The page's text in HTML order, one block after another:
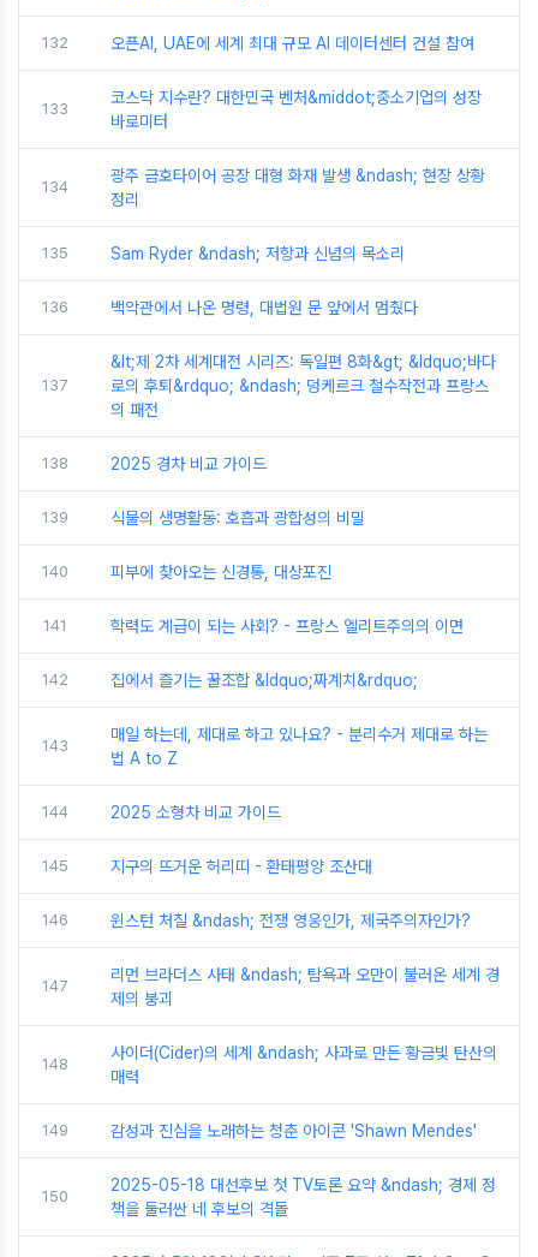
132 오픈AI, UAE에 세계 최대 규모 AI 데이터센터 건설 참여
133
코스닥 지수란? 대한민국 벤처&middot;중소기업의 성장
바로미터
134
광주 금호타이어 공장 대형 화재 발생 &ndash; 현장 상황
정리
135 Sam Ryder &ndash; 저항과 신념의 목소리
136 백악관에서 나온 명령, 대법원 문 앞에서 멈췄다
137
&lt;제 2차 세계대전 시리즈: 독일편 8화&gt; &ldquo;바다
로의 후퇴&rdquo; &ndash; 덩케르크 철수작전과 프랑스
의 패전
138 2025 경차 비교 가이드
139 식물의 생명활동: 호흡과 광합성의 비밀
140 피부에 찾아오는 신경통, 대상포진
141 학력도 계급이 되는 사회? - 프랑스 엘리트주의의 이면
142 집에서 즐기는 꿀조합 &ldquo;짜계치&rdquo;
143
매일 하는데, 제대로 하고 있나요? - 분리수거 제대로 하는
법 A to Z
144 2025 소형차 비교 가이드
145 지구의 뜨거운 허리띠 - 환태평양 조산대
146 윈스턴 처칠 &ndash; 전쟁 영웅인가, 제국주의자인가?
147
리먼 브라더스 사태 &ndash; 탐욕과 오만이 불러온 세계 경
제의 붕괴
148
사이더(Cider)의 세계 &ndash; 사과로 만든 황금빛 탄산의
매력
149 감성과 진심을 노래하는 청춘 아이콘 'Shawn Mendes'
150
2025-05-18 대선후보 첫 TV토론 요약 &ndash; 경제 정
책을 둘러싼 네 후보의 격돌